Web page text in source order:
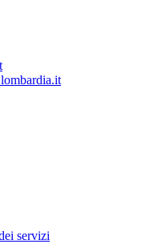
servizi